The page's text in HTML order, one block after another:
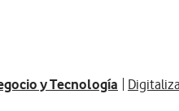
y Tecnología